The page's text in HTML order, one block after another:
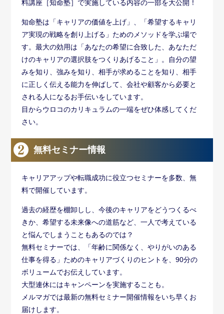
料講座［知命塾］で実施している内容の一部を大公開！
知命塾は「キャリアの価値を上げ」、「希望するキャリ
ア実現の戦略を創り上げる」ためのメソッドを学ぶ場で
す。最大の効用は「あなたの希望に合致した、あなただ
けのキャリアの選択肢をつくりあげること」。自分の望
みを知り、強みを知り、相手が求めることを知り、相手
に正しく伝える能力を伸ばして、会社や顧客から必要と
される人になるお手伝いをしています。
目からウロコのカリキュラムの一端をぜひ体感してくだ
さい。
無料セミナー情報
キャリアアップや転職成功に役立つセミナーを多数、無
料で開催しています。
過去の経歴を棚卸しし、今後のキャリアをどうつくるべ
きか、希望する未来像への道筋など、一人で考えている
と悩んでしまうこともあるのでは？
無料セミナーでは、「年齢に関係なく、やりがいのある
仕事を得る」ためのキャリアづくりのヒントを、90分の
ボリュームでお伝えしています。
大型連休にはキャンペーンを実施することも。
メルマガでは最新の無料セミナー開催情報をいち早くお
届けします。